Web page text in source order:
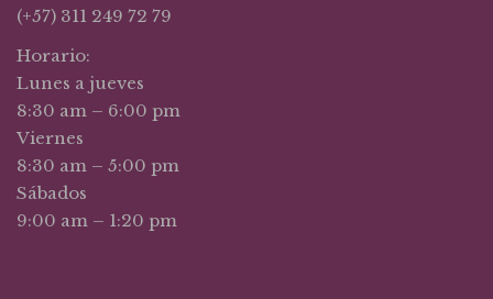
(+57) 311 249 72 79
Horario:
Lunes a jueves
8:30 am – 6:00 pm
Viernes
8:30 am – 5:00 pm
Sábados
9:00 am – 1:20 pm